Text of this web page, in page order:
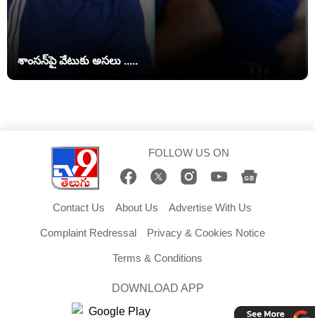
శాంసన్‌పై వేటుకు అసలు .....
FOLLOW US ON
Contact Us About Us Advertise With Us
Complaint Redressal Privacy & Cookies Notice
Terms & Conditions
DOWNLOAD APP